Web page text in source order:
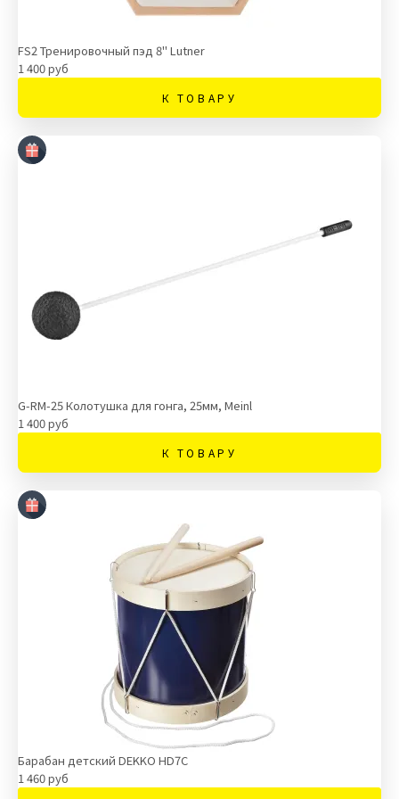
FS2 Тренировочный пэд 8" Lutner
1 400 руб
К ТОВАРУ
G-RM-25 Колотушка для гонга, 25мм, Meinl
1 400 руб
К ТОВАРУ
Барабан детский DEKKO HD7C
1 460 руб